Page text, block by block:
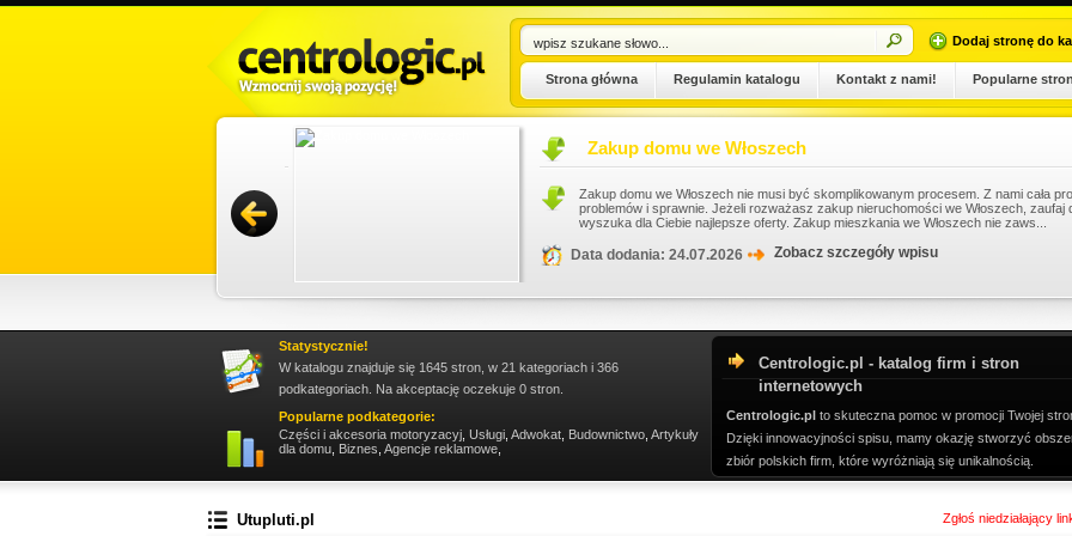
Dodaj stronę do
Strona główna Regulamin katalogu Kontakt z nami! Popularne
trzeba zareklamować się w sieci. Jest to
i docierać z propozycjami do wielkiego
Zakup domu we Włoszech
Zakup domu we Włoszech nie musi być skomplikowanym procesem. Z nami cała
problemów i sprawnie. Jeżeli rozważasz zakup nieruchomości we Włoszech, zaufaj
wyszuka dla Ciebie najlepsze oferty. Zakup mieszkania we Włoszech nie zaws...
Data dodania: 24.07.2026 Zobacz szczegóły wpisu
Centrologic.pl - katalog firm i stron
internetowych
Centrologic.pl to skuteczna pomoc w promocji Twojej
Dzięki innowacyjności spisu, mamy okazję stworzyć
zbiór polskich firm, które wyróżniają się unikalnością.
Statystycznie!
W katalogu znajduje się 1645 stron, w 21 kategoriach i 366
podkategoriach. Na akceptację oczekuje 0 stron.
Popularne podkategorie:
Części i akcesoria motoryzacyj Usługi Adwokat Budownictwo Artykuły
dla domu Biznes Agencje reklamowe
Utupluti.pl Zgłoś niedziałający